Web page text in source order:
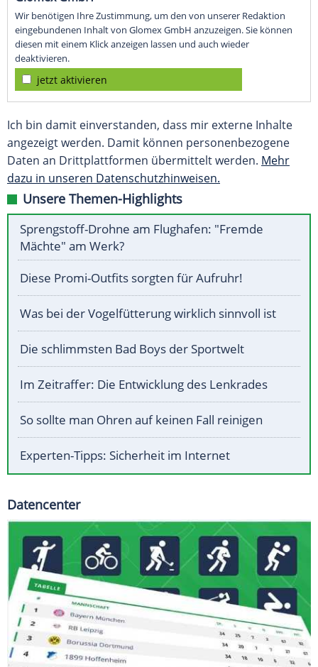
Wir benötigen Ihre Zustimmung, um den von unserer Redaktion
eingebundenen Inhalt von Glomex GmbH anzuzeigen. Sie können
diesen mit einem Klick anzeigen lassen und auch wieder
deaktivieren.
jetzt aktivieren
Ich bin damit einverstanden, dass mir externe Inhalte
angezeigt werden. Damit können personenbezogene
Daten an Drittplattformen übermittelt werden. Mehr
dazu in unseren Datenschutzhinweisen.
Unsere Themen-Highlights
Sprengstoff-Drohne am Flughafen: "Fremde
Mächte" am Werk?
Diese Promi-Outfits sorgten für Aufruhr!
Was bei der Vogelfütterung wirklich sinnvoll ist
Die schlimmsten Bad Boys der Sportwelt
Im Zeitraffer: Die Entwicklung des Lenkrades
So sollte man Ohren auf keinen Fall reinigen
Experten-Tipps: Sicherheit im Internet
Datencenter